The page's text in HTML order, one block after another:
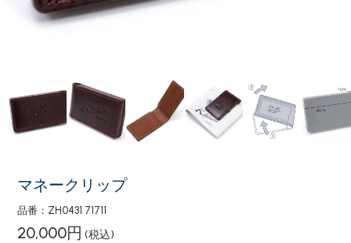
マネークリップ
品番：ZH0431 71711
20,000円 (税込)